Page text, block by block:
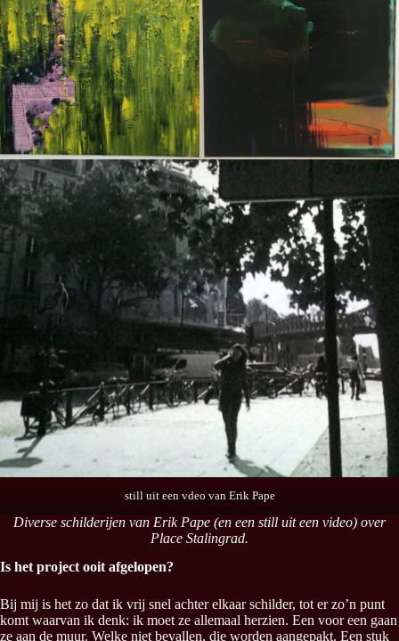
still uit een vdeo van Erik Pape
Diverse schilderijen van Erik Pape (en een still uit een video) over
Place Stalingrad.
Is het project ooit afgelopen?
Bij mij is het zo dat ik vrij snel achter elkaar schilder, tot er zo’n punt
komt waarvan ik denk: ik moet ze allemaal herzien. Een voor een gaan
ze aan de muur. Welke niet bevallen, die worden aangepakt. Een stuk